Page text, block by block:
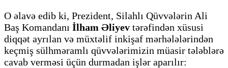
O əlavə edib ki, Prezident, Silahlı Qüvvələrin Ali
Baş Komandanı İlham Əliyev tərəfindən xüsusi
diqqət ayrılan və müxtəlif inkişaf mərhələlərindən
keçmiş sülhməramlı qüvvələrimizin müasir tələblərə
cavab verməsi üçün durmadan işlər aparılır: